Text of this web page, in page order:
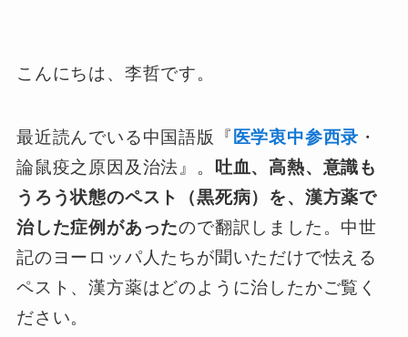
こんにちは、李哲です。
最近読んでいる中国語版『 医学衷中参西录 ・
論鼠疫之原因及治法』。
吐血、高熱、意識も
うろう状態のペスト（黒死病）を、漢方薬で
治した症例があったので翻訳しました。中世
記のヨーロッパ人たちが聞いただけで怯える
ペスト、漢方薬はどのように治したかご覧く
ださい。